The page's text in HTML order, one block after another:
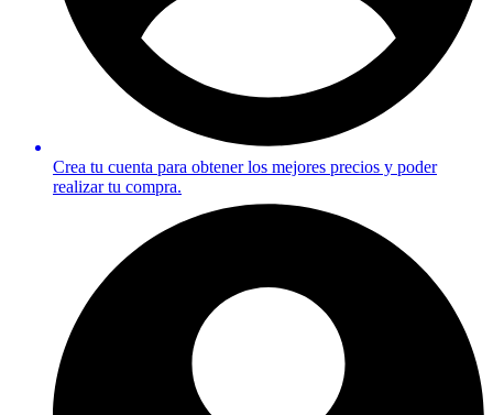
Crea tu cuenta para obtener los mejores precios y poder
realizar tu compra.